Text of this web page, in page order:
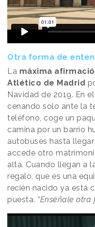
Otra forma de
La máxima
Atlético de Madrid
Navidad de 2019. En
cenando solo ante la
teléfono, coge un
camina por un barrio
autobuses hasta
accede otro
alta. Cuando llegan a
regalo, que es una
recién nacido ya está
puesta. “Enséñale